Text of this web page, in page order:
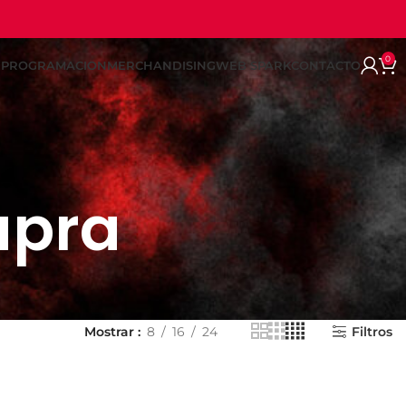
MERCHANDISINGWEB SPARK CONTACTO 0
Mostrar 8 16 24 Filtros